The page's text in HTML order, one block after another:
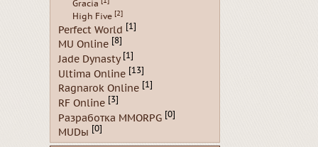
Gracia
High Five [2]
Perfect World [1]
MU Online [8]
Jade Dynasty [1]
Ultima Online [13]
Ragnarok Online [1]
RF Online [3]
Разработка MMORPG [0]
MUDы [0]